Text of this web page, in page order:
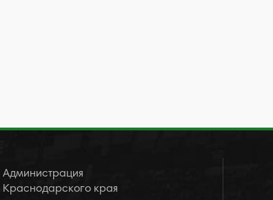
Администрация
Краснодарского края